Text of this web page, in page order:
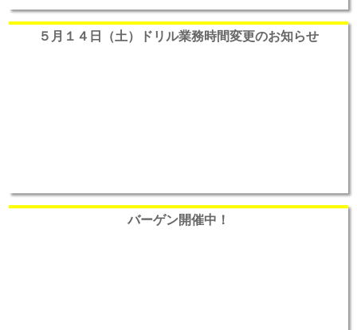
５月１４日（土）ドリル業務時間変更のお知らせ
バーゲン開催中！